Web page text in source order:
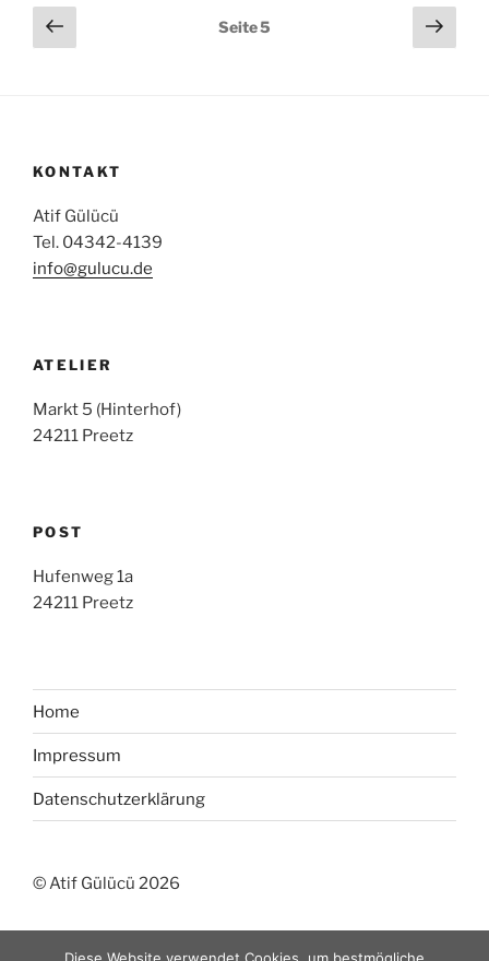
Seitennummerierung
der
Vorherige
Seite
Seite5
KONTAKT
Atif Gülücü
Tel. 04342-4139
info@gulucu.de
ATELIER
Markt 5 (Hinterhof)
24211 Preetz
POST
Hufenweg 1a
24211 Preetz
Home
Impressum
Datenschutzerklärung
© Atif Gülücü 2026